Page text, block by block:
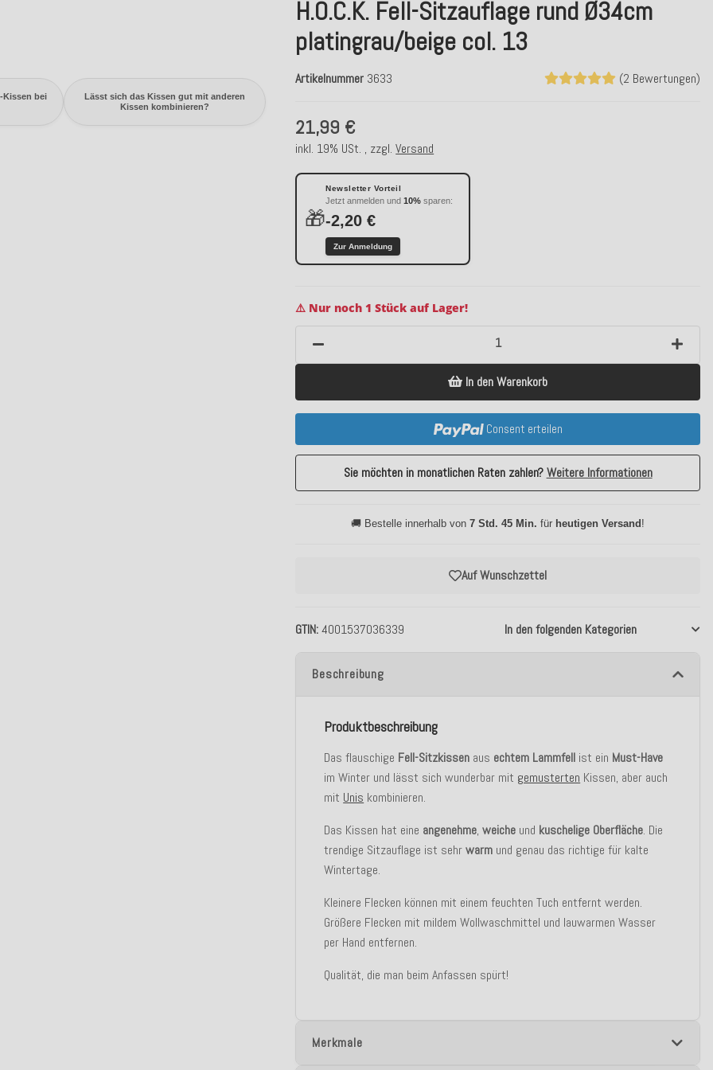
Kissen bei
Lässt sich das Kissen gut mit anderen
Kissen kombinieren?
H.O.C.K. Fell-Sitzauflage rund Ø34cm
platingrau/beige col. 13
(2 Bewertungen)
Artikelnummer 3633
GTIN 4001537036339 In den folgenden Kategorien
21,99 €
inkl. 19% USt. , zzgl.Versand
🎁
Newsletter Vorteil
Jetzt anmelden und10% sparen:
-2,20 €
Zur Anmeldung
Auf Wunschzettel
⚠️ Nur noch 1 Stück auf Lager!
In den Warenkorb
Consent erteilen
Sie möchten in monatlichen Raten zahlen?Weitere Informationen
🚚 Bestelle innerhalb von7 Std. 45 Min. für heutigen Versand !
Beschreibung
Produktbeschreibung
Das flauschige Fell-Sitzkissen aus echtem Lammfell ist ein Must-Have
im Winter und lässt sich wunderbar mit gemusterten Kissen, aber auch
mit Unis kombinieren.
Das Kissen hat eine angenehme,weiche und kuschelige Oberfläche. Die
trendige Sitzauflage ist sehrwarm und genau das richtige für kalte
Wintertage.
Kleinere Flecken können mit einem feuchten Tuch entfernt werden.
Größere Flecken mit mildem Wollwaschmittel und lauwarmen Wasser
per Hand entfernen.
Qualität, die man beim Anfassen spürt!
Merkmale